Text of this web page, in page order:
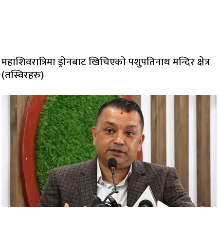
महाशिवरात्रिमा ड्रोनबाट खिचिएको पशुपतिनाथ मन्दिर क्षेत्र
(तस्विरहरु)